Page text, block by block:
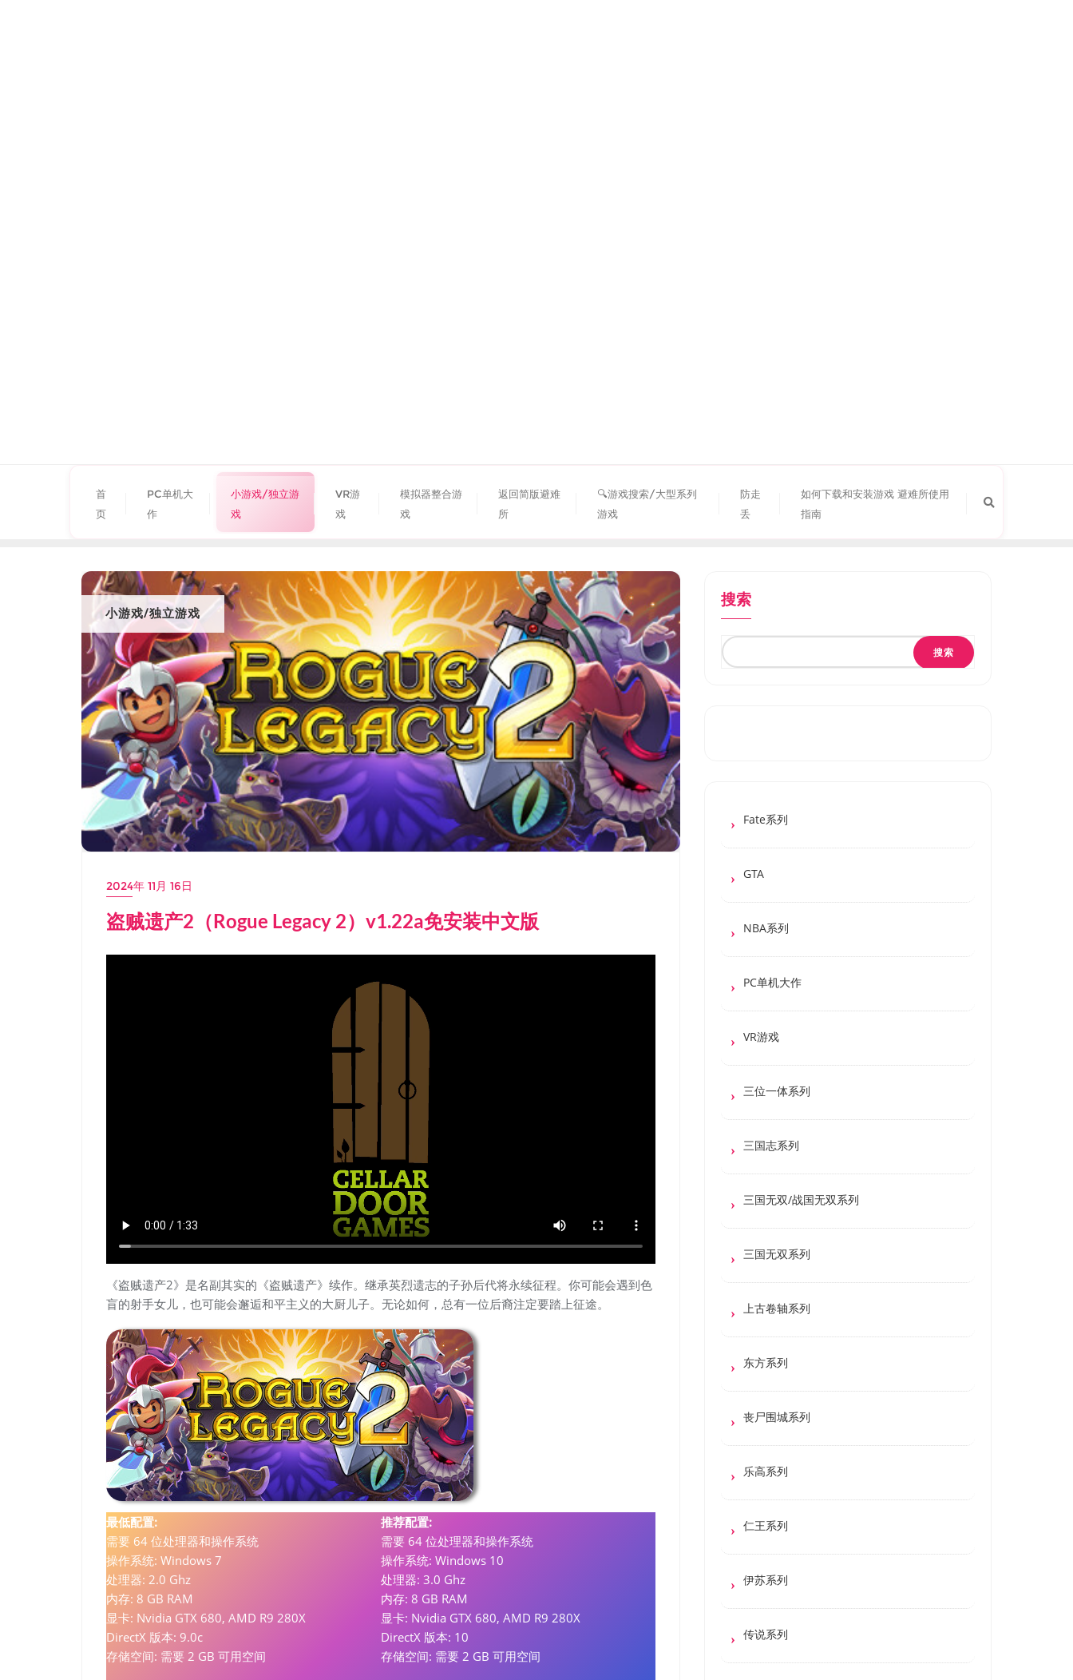
首
页
PC单机大
作
小游戏/独立游
戏
VR游
戏
模拟器整合游
戏
返回简版避难
所
🔍游戏搜索/大型系列
游戏
防走
丢
如何下载和安装游戏 避难所使用
指南
小游戏/独立游戏
2024年 11月 16日
盗贼遗产2（Rogue Legacy 2）v1.22a免安装中文版
《盗贼遗产2》是名副其实的《盗贼遗产》续作。继承英烈遗志的子孙后代将永续征程。你可能会遇到色
盲的射手女儿，也可能会邂逅和平主义的大厨儿子。无论如何，总有一位后裔注定要踏上征途。
最低配置:
需要 64 位处理器和操作系统
操作系统: Windows 7
处理器: 2.0 Ghz
内存: 8 GB RAM
显卡: Nvidia GTX 680, AMD R9 280X
DirectX 版本: 9.0c
存储空间: 需要 2 GB 可用空间
推荐配置:
需要 64 位处理器和操作系统
操作系统: Windows 10
处理器: 3.0 Ghz
内存: 8 GB RAM
显卡: Nvidia GTX 680, AMD R9 280X
DirectX 版本: 10
存储空间: 需要 2 GB 可用空间
搜索
搜索
Fate系列
GTA
NBA系列
PC单机大作
VR游戏
三位一体系列
三国志系列
三国无双/战国无双系列
三国无双系列
上古卷轴系列
东方系列
丧尸围城系列
乐高系列
仁王系列
伊苏系列
传说系列